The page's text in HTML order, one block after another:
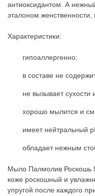
антиоксидантом. А
эталоном женственности,
Характеристики:
гипоаллергенно;
в составе не
не вызывает сухости
хорошо мылится и
имеет нейтральный
обладает нежным
Мыло Палмолив Роскошь
коже роскошный и
упругой после каждого